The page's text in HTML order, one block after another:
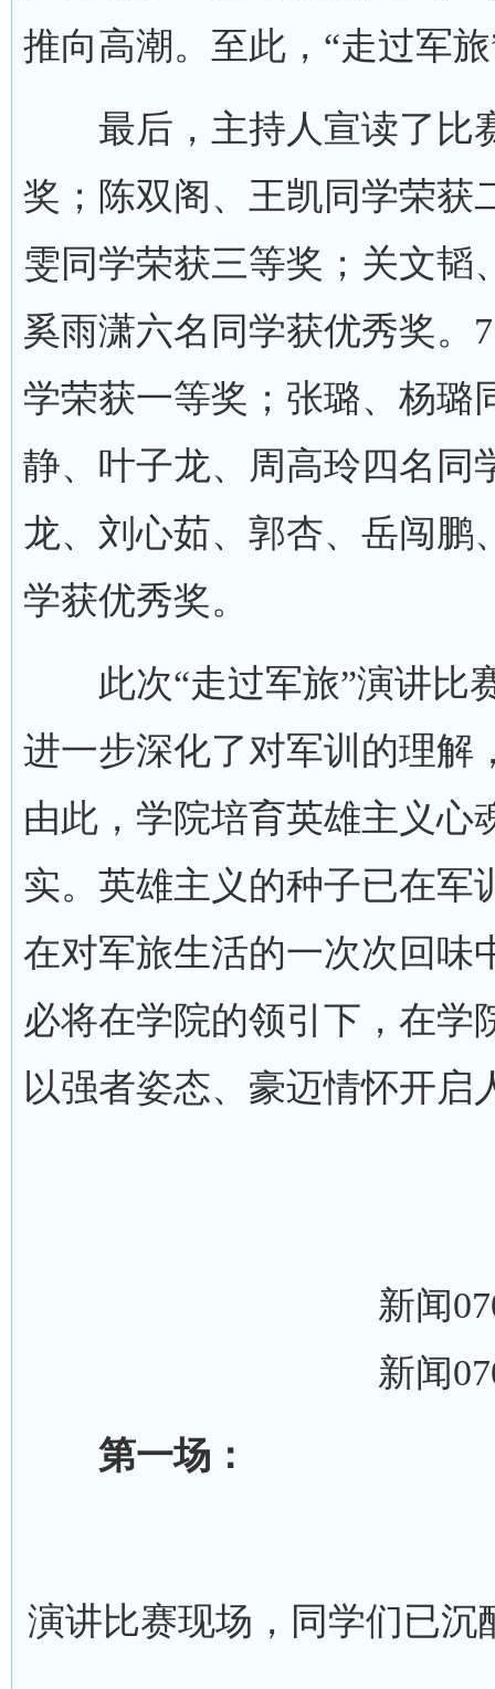
推向高潮。至此，“走过军
最后，主持人宣读了比
奖；陈双阁、王凯同学荣获
雯同学荣获三等奖；关文韬
奚雨潇六名同学获优秀奖。
学荣获一等奖；张璐、杨璐
静、叶子龙、周高玲四名同
龙、刘心茹、郭杏、岳闯鹏
学获优秀奖。
此次“走过军旅”演讲比
进一步深化了对军训的理解
由此，学院培育英雄主义心
实。英雄主义的种子已在军
在对军旅生活的一次次回味
必将在学院的领引下，在学
以强者姿态、豪迈情怀开启
新闻
新闻
第一场：
演讲比赛现场，同学们已